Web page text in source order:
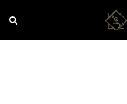
contenido
Buscar